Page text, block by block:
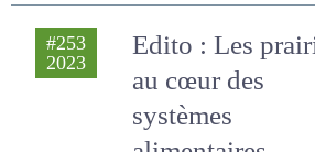
Edito : Les prairies
au cœur des